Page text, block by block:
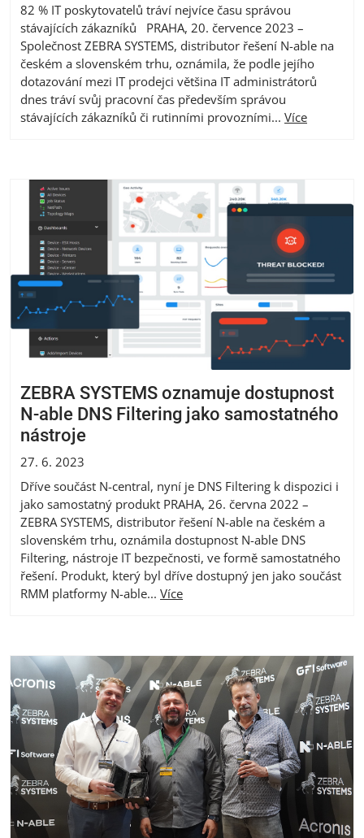
82 % IT poskytovatelů tráví nejvíce času správou
stávajících zákazníků PRAHA, 20. července 2023 –
Společnost ZEBRA SYSTEMS, distributor řešení N-able na
českém a slovenském trhu, oznámila, že podle jejího
dotazování mezi IT prodejci většina IT administrátorů
dnes tráví svůj pracovní čas především správou
stávajících zákazníků či rutinními provozními... Více
ZEBRA SYSTEMS oznamuje dostupnost
N-able DNS Filtering jako samostatného
nástroje
27. 6. 2023
Dříve součást N-central, nyní je DNS Filtering k dispozici i
jako samostatný produkt PRAHA, 26. června 2022 –
ZEBRA SYSTEMS, distributor řešení N-able na českém a
slovenském trhu, oznámila dostupnost N-able DNS
Filtering, nástroje IT bezpečnosti, ve formě samostatného
řešení. Produkt, který byl dříve dostupný jen jako součást
RMM platformy N-able... Více